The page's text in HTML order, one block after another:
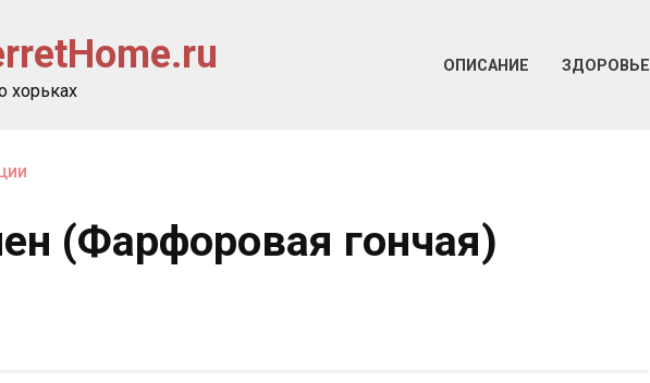
хорьках
ОПИСАНИЕ ЗДОРОВЬЕ
(Фарфоровая гончая)